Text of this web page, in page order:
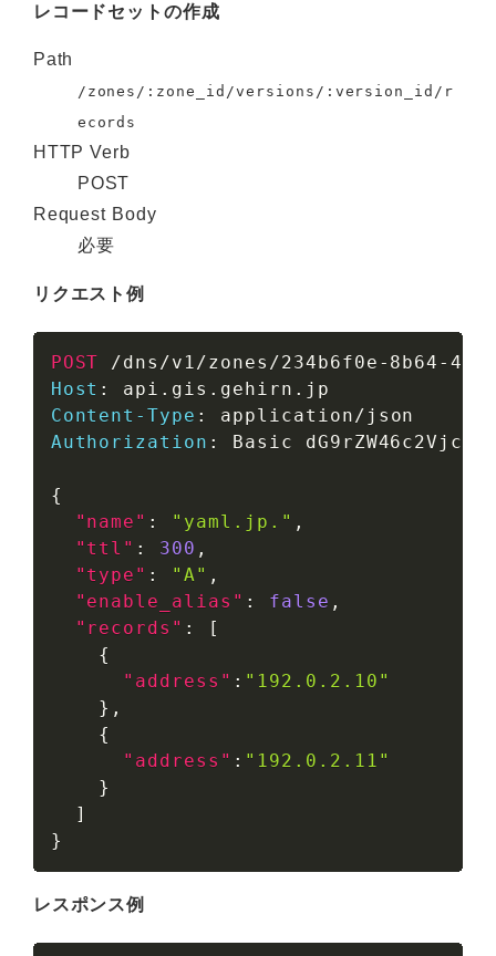
レコードセットの作成
Path
/zones/:zone_id/versions/:version_id/r
ecords
HTTP Verb
POST
Request Body
必要
リクエスト例
POST
/dns/v1/zones/234b6f0e-8b64-
Host :
api.gis.gehirn.jp
Content-Type :
application/json
Authorization : Basic
{
"name" : "yaml.jp." ,
"ttl" : 300 ,
"type" : "A" ,
"enable_alias" : false ,
"records" :
[
{
"address" : "192.0.2.10"
} ,
{
"address" : "192.0.2.11"
}
]
}
レスポンス例